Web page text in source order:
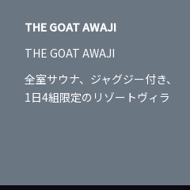
THE GOAT AWAJI
THE GOAT AWAJI
全室サウナ、ジャグジー付き、
1日4組限定のリゾートヴィラ